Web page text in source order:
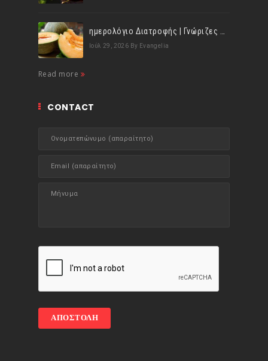
ημερολόγιο Διατροφής | Γνώριζες ότι, το πεπόνι περιέχει πολλές βιταμίνες;
Ιούλ 29, 2026 By Evangelia
Read more
CONTACT